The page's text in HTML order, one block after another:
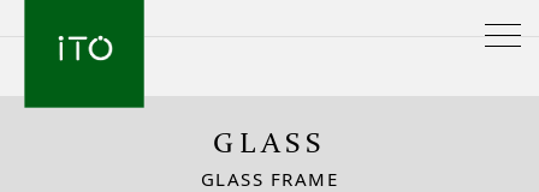
GLASS
GLASS FRAME